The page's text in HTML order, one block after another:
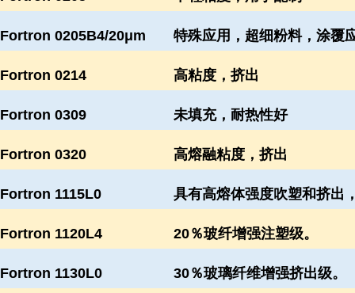
Fortron 0205B4/20μm 特殊应用，超细粉料，涂覆
Fortron 0214 高粘度，挤出
Fortron 0309 未填充，耐热性好
Fortron 0320 高熔融粘度，挤出
Fortron 1115L0 具有高熔体强度吹塑和挤出
Fortron 1120L4 20％玻纤增强注塑级。
Fortron 1130L0 30％玻璃纤维增强挤出级。